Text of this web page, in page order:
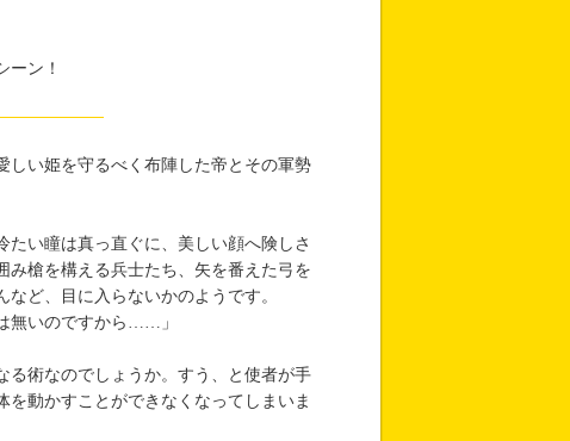
ン！
い姫を守るべく布陣した帝とその軍勢
い瞳は真っ直ぐに、美しい顔へ険しさ
み槍を構える兵士たち、矢を番えた弓を
ど、目に入らないかのようです。
無いのですから……」
術なのでしょうか。すう、と使者が手
動かすことができなくなってしまいま